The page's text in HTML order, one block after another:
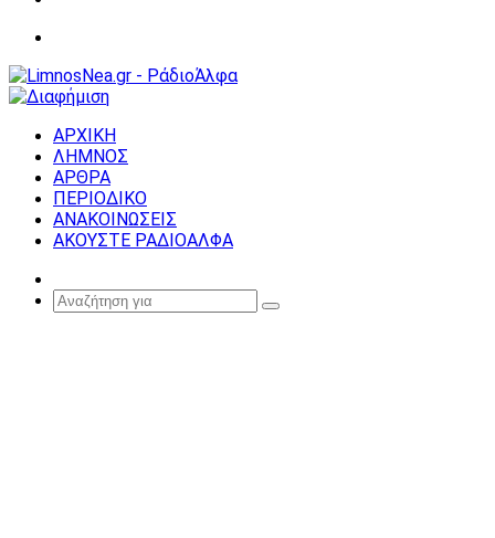
ΑΡΧΙΚΗ
ΛΗΜΝΟΣ
ΑΡΘΡΑ
ΠΕΡΙΟΔΙΚΟ
ΑΝΑΚΟΙΝΩΣΕΙΣ
ΑΚΟΥΣΤΕ ΡΑΔΙΟΑΛΦΑ
Article
Αναζήτηση